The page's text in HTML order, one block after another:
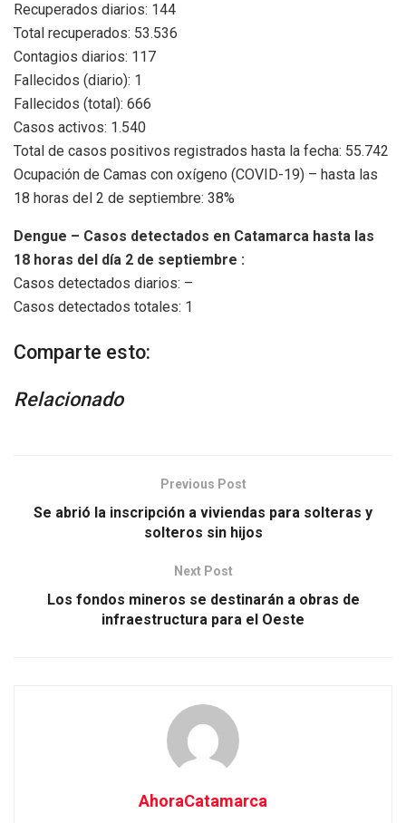
Recuperados diarios: 144
Total recuperados: 53.536
Contagios diarios: 117
Fallecidos (diario): 1
Fallecidos (total): 666
Casos activos: 1.540
Total de casos positivos registrados hasta la fecha: 55.742
Ocupación de Camas con oxígeno (COVID-19) – hasta las
18 horas del 2 de septiembre: 38%
Dengue – Casos detectados en Catamarca hasta las
18 horas del día 2 de septiembre :
Casos detectados diarios: –
Casos detectados totales: 1
Comparte esto:
Relacionado
Previous Post
Se abrió la inscripción a viviendas para solteras y
solteros sin hijos
Next Post
Los fondos mineros se destinarán a obras de
infraestructura para el Oeste
AhoraCatamarca